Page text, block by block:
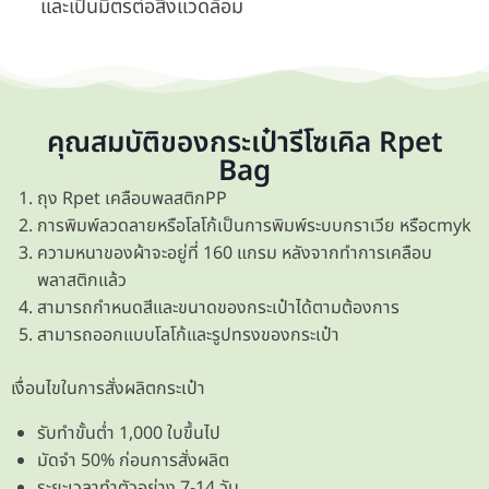
และเป็นมิตรต่อสิ่งแวดล้อม
คุณสมบัติของกระเป๋ารีโซเคิล Rpet
Bag
ถุง Rpet เคลือบพลสติกPP
การพิมพ์ลวดลายหรือโลโก้เป็นการพิมพ์ระบบกราเวีย หรือcmyk
ความหนาของผ้าจะอยู่ที่ 160 แกรม หลังจากทำการเคลือบ
พลาสติกแล้ว
สามารถกำหนดสีและขนาดของกระเป๋าได้ตามต้องการ
สามารถออกแบบโลโก้และรูปทรงของกระเป๋า
เงื่อนไขในการสั่งผลิตกระเป๋า
รับทำขั้นต่ำ 1,000 ใบขึ้นไป
มัดจำ 50% ก่อนการสั่งผลิต